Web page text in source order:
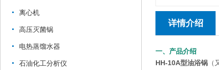
离心机
高压灭菌锅
电热蒸馏水器
石油化工分析仪
详情介绍
一、产品介绍
HH-10A型油浴锅